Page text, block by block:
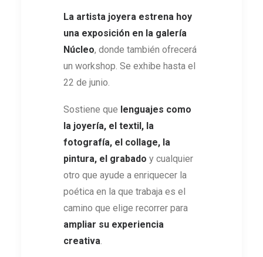
La artista joyera estrena hoy
una exposición en la galería
Núcleo, donde también ofrecerá
un workshop. Se exhibe hasta el
22 de junio.
Sostiene que lenguajes como
la joyería, el textil, la
fotografía, el collage, la
pintura, el grabado y cualquier
otro que ayude a enriquecer la
poética en la que trabaja es el
camino que elige recorrer para
ampliar su experiencia
creativa.